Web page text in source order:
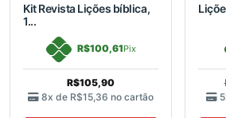
Kit Revista Lições bíblica,
1...
R$100,61Pix
R$105,90
8x de R$15,36 no cartão